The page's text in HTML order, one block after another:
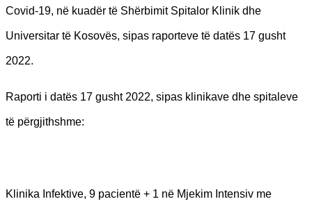
Covid-19, në kuadër të Shërbimit Spitalor Klinik dhe
Universitar të Kosovës, sipas raporteve të datës 17 gusht
2022.
Raporti i datës 17 gusht 2022, sipas klinikave dhe spitaleve
të përgjithshme:
Klinika Infektive, 9 pacientë + 1 në Mjekim Intensiv me